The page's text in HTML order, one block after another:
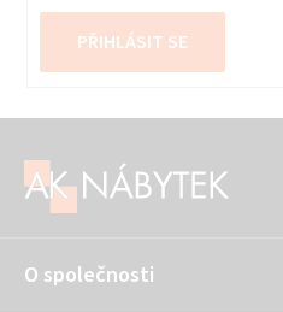
PŘIHLÁSIT SE
O společnosti